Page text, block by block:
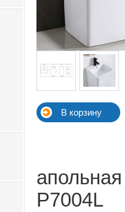
P7004L